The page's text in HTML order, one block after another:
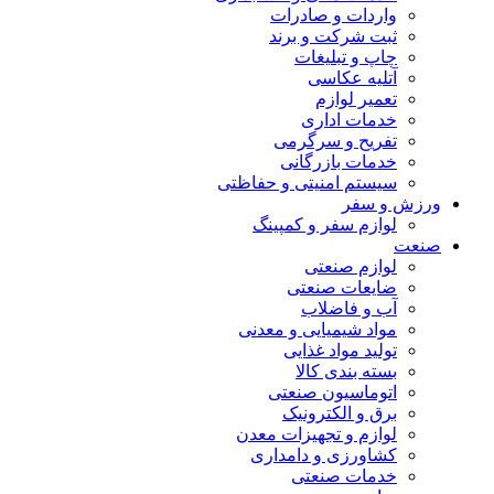
واردات و صادرات
ثبت شرکت و برند
چاپ و تبلیغات
آتلیه عکاسی
تعمیر لوازم
خدمات اداری
تفریح و سرگرمی
خدمات بازرگانی
سیستم امنیتی و حفاظتی
و سفر
لوازم سفر و کمپینگ
لوازم صنعتی
ضایعات صنعتی
آب و فاضلاب
مواد شیمیایی و معدنی
تولید مواد غذایی
بسته بندی کالا
اتوماسیون صنعتی
برق و الکترونیک
لوازم و تجهیزات معدن
کشاورزی و دامداری
خدمات صنعتی